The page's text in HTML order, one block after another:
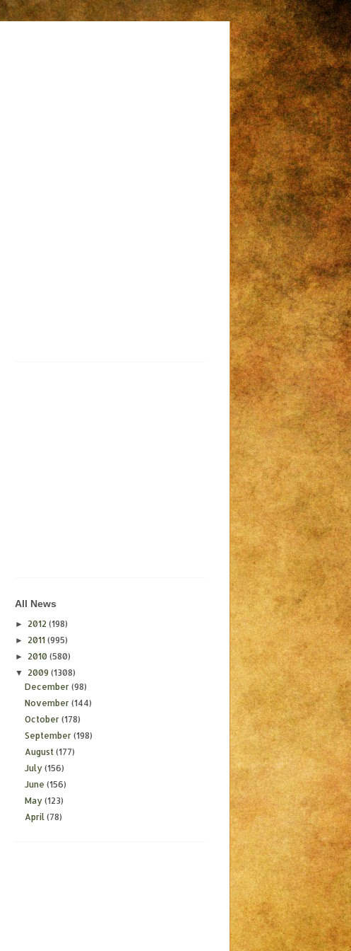
All News
► 2012 (198)
► 2011 (995)
► 2010 (580)
▼ 2009 (1308)
December (98)
November (144)
October (178)
September (198)
August (177)
July (156)
June (156)
May (123)
April (78)